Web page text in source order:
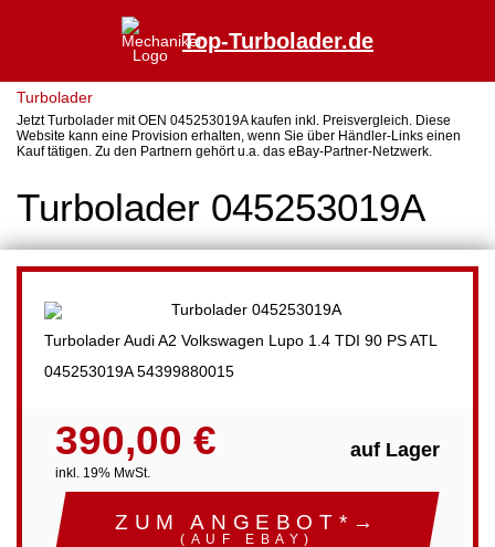
Top-Turbolader.de
Turbolader
Jetzt Turbolader mit OEN 045253019A kaufen inkl. Preisvergleich. Diese
Website kann eine Provision erhalten, wenn Sie über Händler-Links einen
Kauf tätigen. Zu den Partnern gehört u.a. das eBay-Partner-Netzwerk.
Turbolader 045253019A
Turbolader Audi A2 Volkswagen Lupo 1.4 TDI 90 PS ATL
045253019A 54399880015
390,00 €
inkl. 19% MwSt.
auf Lager
ZUM ANGEBOT*→
(AUF EBAY)